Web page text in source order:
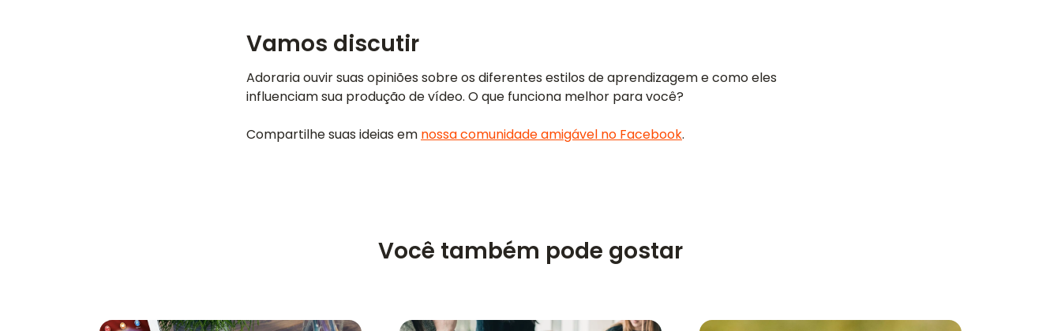
Vamos discutir
Adoraria ouvir suas opiniões sobre os diferentes estilos de aprendizagem e como eles
influenciam sua produção de vídeo. O que funciona melhor para você?
Compartilhe suas ideias em nossa comunidade amigável no Facebook.
Você também pode gostar